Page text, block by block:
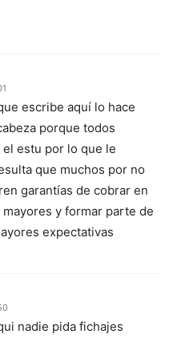
escribe aquí lo hace
porque todos
estu por lo que le
que muchos por no
garantías de cobrar en
y formar parte de
expectativas
nadie pida fichajes